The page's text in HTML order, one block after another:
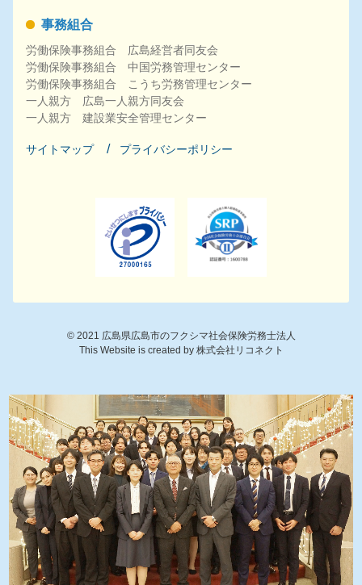
事務組合
労働保険事務組合 広島経営者同友会
労働保険事務組合 中国労務管理センター
労働保険事務組合 こうち労務管理センター
一人親方 広島一人親方同友会
一人親方 建設業安全管理センター
サイトマップ プライバシーポリシー
© 2021 広島県広島市のフクシマ社会保険労務士法人
This Website is created by 株式会社リコネクト